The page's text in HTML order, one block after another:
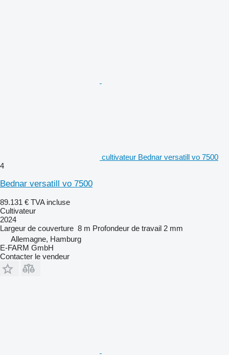
cultivateur Bednar versatill vo 7500
4
Bednar versatill vo 7500
89.131 € TVA incluse
Cultivateur
2024
Largeur de couverture 8 m Profondeur de travail 2 mm
Allemagne, Hamburg
E-FARM GmbH
Contacter le vendeur